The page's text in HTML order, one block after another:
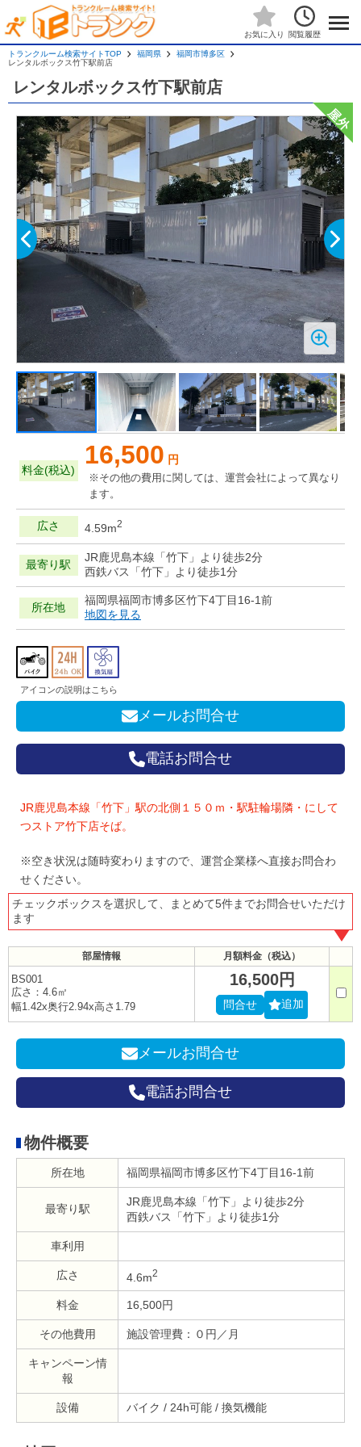
お気に入り 閲覧履歴
トランクルーム検索サイトTOP 福岡県
福岡市博多区
レンタルボックス竹下駅前店
レンタルボックス竹下駅前店
料金(税込)
16,500 円
※その他の費用に関しては、運営会社によって異なり
ます。
広さ 4.59m2
最寄り駅
JR鹿児島本線「竹下」より徒歩2分
西鉄バス「竹下」より徒歩1分
所在地
福岡県福岡市博多区竹下4丁目16-1前
地図を見る
アイコンの説明はこちら
メールお問合せ
電話お問合せ
JR鹿児島本線「竹下」駅の北側１５０ｍ・駅駐輪場隣・にして
つストア竹下店そば。
※空き状況は随時変わりますので、運営企業様へ直接お問合わ
せください。
チェックボックスを選択して、まとめて5件までお問合せいただけ
ます
部屋情報 月額料金（税込）
BS001
広さ：4.6㎡
幅1.42x奥行2.94x高さ1.79
16,500円
問合せ 追加
メールお問合せ
電話お問合せ
物件概要
所在地 福岡県福岡市博多区竹下4丁目16-1前
最寄り駅
JR鹿児島本線「竹下」より徒歩2分
西鉄バス「竹下」より徒歩1分
車利用
広さ 4.6m2
料金 16,500円
その他費用 施設管理費：０円／月
キャンペーン情
報
設備 バイク / 24h可能 / 換気機能